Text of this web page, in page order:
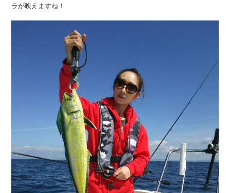
ラが映えますね！